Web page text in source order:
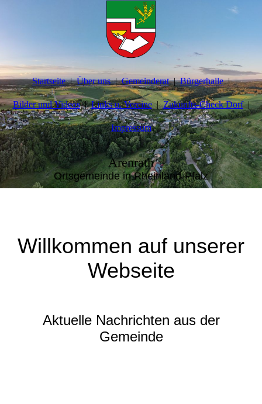
Startseite Über uns Gemeinderat Bürgerhalle
Bilder und Videos Links u. Vereine Zukunfts-Check Dorf
Impressum
Arenrath
Ortsgemeinde in Rheinland-Pfalz
Willkommen auf unserer
Webseite
Aktuelle Nachrichten aus der
Gemeinde